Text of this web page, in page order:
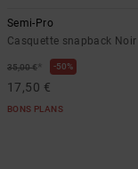
Semi-Pro
Casquette snapback
35,00 €* 50%
17,50 €
BONS PLANS